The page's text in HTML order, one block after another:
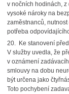
v nočních hodinách,
vysoké nároky na
zaměstnanců,
potřeba
20. Ke stanovení
V služby uvedla, že
v oznámení
smlouvy na dobu
být určena jako
Toto pochybení